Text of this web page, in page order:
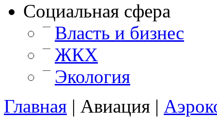
Cоциальная сфера
— Власть и бизнес
— ЖКХ
—
Экология
Главная | Авиация |